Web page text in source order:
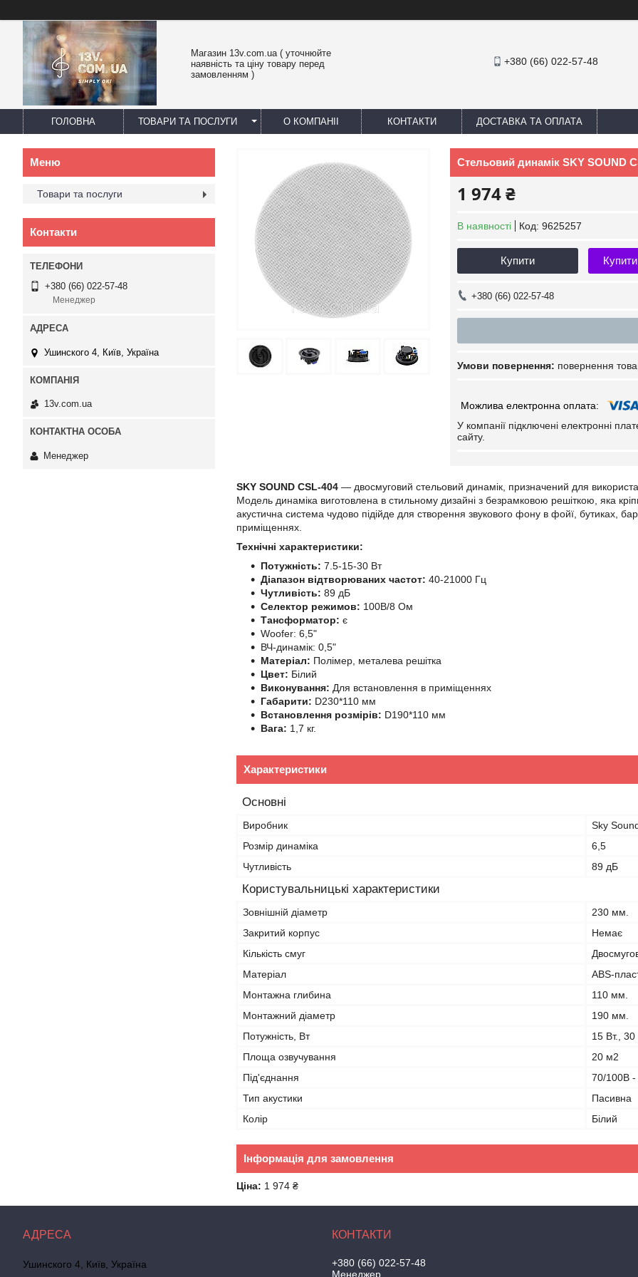
Магазин 13v.com.ua ( уточнюйте
наявність та ціну товару перед
замовленням )
+380 (66) 022-57-48
ГОЛОВНА ТОВАРИ ТА ПОСЛУГИ О КОМПАНІІ КОНТАКТИ ДОСТАВКА ТА ОПЛАТА
Стельовий динамік SKY SOUND
1 974 ₴
В наявності Код: 9625257
Купити
+380 (66) 022-57-48
повернення
У компанії підключені електронні
сайту.
SKY SOUND CSL-404 — двосмуговий стельовий динамік, призначений для
Модель динаміка виготовлена в стильному дизайні з безрамковою решіткою, яка
акустична система чудово підійде для створення звукового фону в фойї, бутиках,
приміщеннях.
Технічні характеристики:
Потужність: 7.5-15-30 Вт
Діапазон відтворюваних частот: 40-21000 Гц
Чутливість: 89 дБ
Селектор режимов: 100В/8 Oм
Тансформатор: є
Woofer: 6,5"
ВЧ-динамік: 0,5"
Матеріал: Полімер, металева решітка
Цвет: Білий
Виконування: Для встановлення в приміщеннях
Габарити: D230*110 мм
Встановлення розмірів: D190*110 мм
Вага: 1,7 кг.
Характеристики
Основні
Виробник
Sky
Розмір динаміка
6,5
Чутливість
89 дБ
Користувальницькі характеристики
Зовнішній діаметр
230 мм.
Закритий корпус
Немає
Кількість смуг
Матеріал
ABS-
Монтажна глибина
110 мм.
Монтажний діаметр
190 мм.
Потужність, Вт
15 Вт., 30
Площа озвучування
20 м2
Під'єднання
70/100В
Тип акустики
Пасивна
Колір
Білий
Інформація для замовлення
Ціна: 1 974 ₴
Товари та послуги
Контакти
+380 (66) 022-57-48
Менеджер
Ушинского 4, Київ, Україна
13v.com.ua
Менеджер
Ушинского 4, Київ, Україна
+380 (66) 022-57-48
Менеджер